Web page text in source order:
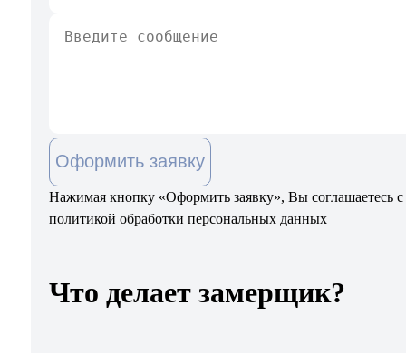
Оформить заявку
Нажимая кнопку «Оформить заявку», Вы соглашаетесь с
политикой обработки персональных данных
Что делает замерщик?